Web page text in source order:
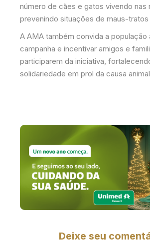
número de cães e gatos vivendo nas
prevenindo situações de maus-tratos
A AMA também convida a população
campanha e incentivar amigos e
participarem da iniciativa,
solidariedade em prol da causa
Deixe seu